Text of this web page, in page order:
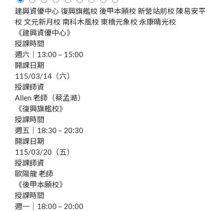
建興資優中心 復興旗艦校 後甲本願校新營站前校 陳易安平
校 文元新月校 南科木風校 東橋元象校永康晴光校
《建興資優中心》
授課時間
週六｜13:00 – 15:00
開課日期
115/03/14（六）
授課師資
Allen 老師（蔡孟澔）
《復興旗艦校》
授課時間
週五｜18:30 – 20:30
開課日期
115/03/20（五）
授課師資
歐陽龍 老師
《後甲本願校》
授課時間
週一｜18:00 – 20:00